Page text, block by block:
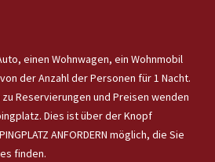
einen Wohnwagen, ein Wohnmobil
der Anzahl der Personen für 1 Nacht.
Reservierungen und Preisen wenden
Dies ist über der Knopf
ANFORDERN möglich, die Sie
finden.